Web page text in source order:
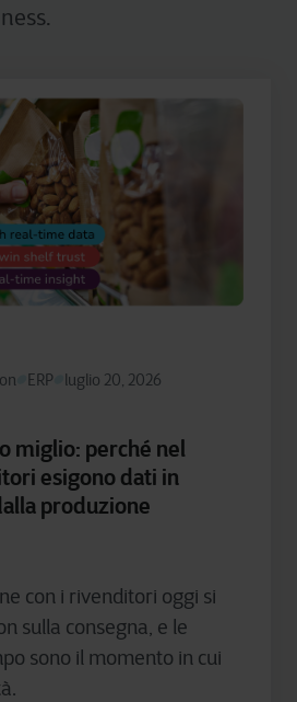
ERP luglio 20, 2026
miglio: perché nel
esigono dati in
produzione
con i rivenditori oggi si
sulla consegna, e le
sono il momento in cui